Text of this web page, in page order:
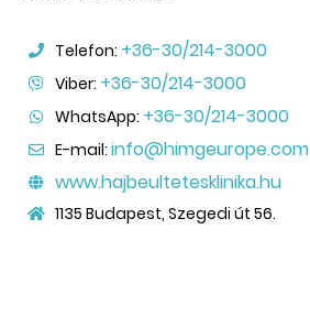
Telefon: +36-30/214-3000
Viber: +36-30/214-3000
WhatsApp: +36-30/214-3000
E-mail: info@himgeurope.com
www.hajbeultetesklinika.hu
1135 Budapest, Szegedi út 56.